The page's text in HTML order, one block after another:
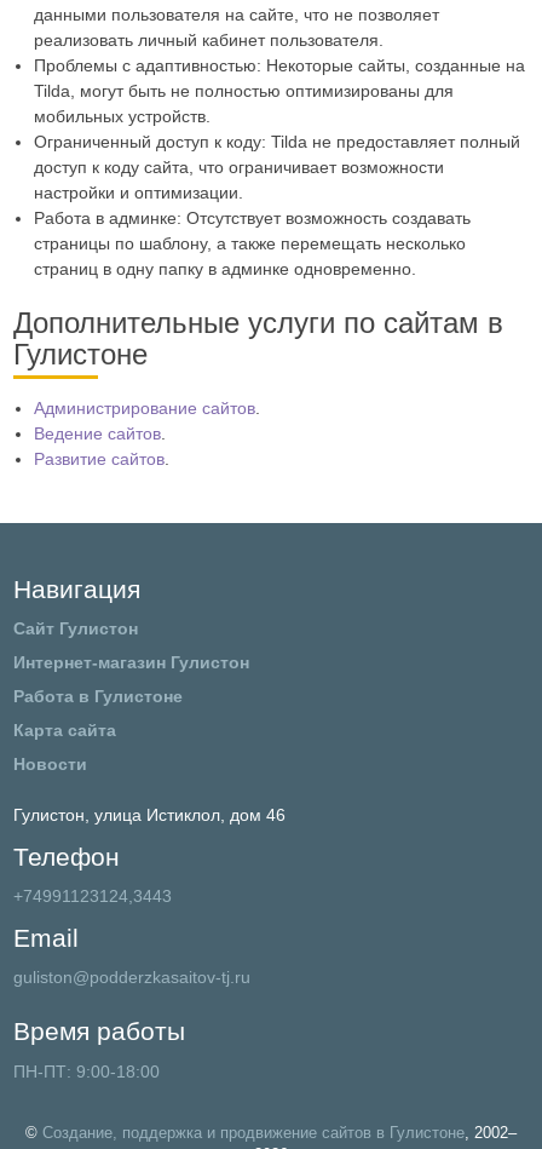
данными пользователя на сайте, что не позволяет
реализовать личный кабинет пользователя.
Проблемы с адаптивностью: Некоторые сайты, созданные на
Tilda, могут быть не полностью оптимизированы для
мобильных устройств.
Ограниченный доступ к коду: Tilda не предоставляет полный
доступ к коду сайта, что ограничивает возможности
настройки и оптимизации.
Работа в админке: Отсутствует возможность создавать
страницы по шаблону, а также перемещать несколько
страниц в одну папку в админке одновременно.
Дополнительные услуги по сайтам в
Гулистоне
Администрирование сайтов
Ведение сайтов
Развитие сайтов
Навигация
Сайт Гулистон
Интернет-магазин Гулистон
Работа в Гулистоне
Карта сайта
Новости
Гулистон, улица Истиклол, дом 46
Телефон
+74991123124,3443
Email
guliston@podderzkasaitov-tj.ru
Время работы
ПН-ПТ: 9:00-18:00
© Создание, поддержка и продвижение сайтов в Гулистоне, 2002–